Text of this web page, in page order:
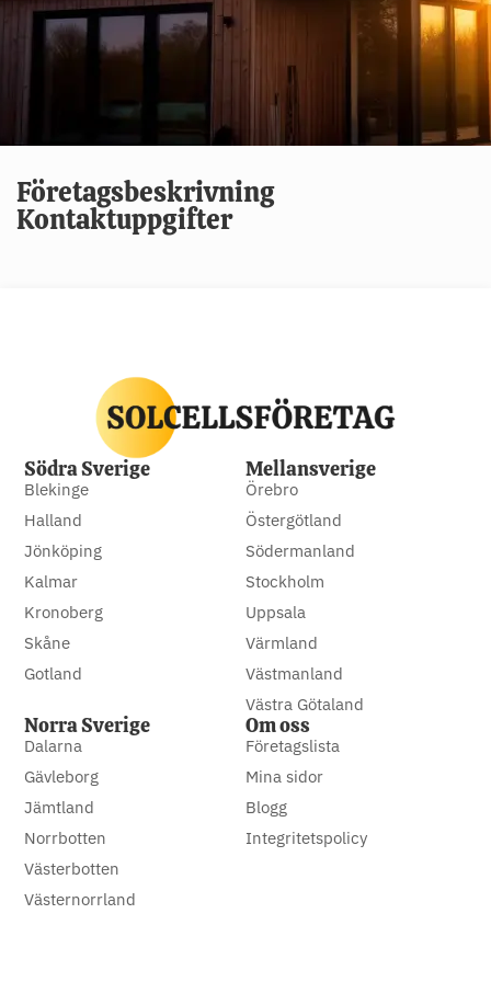
Företagsbeskrivning
Kontaktuppgifter
Södra Sverige
Blekinge
Halland
Jönköping
Kalmar
Kronoberg
Skåne
Gotland
Mellansverige
Örebro
Östergötland
Södermanland
Stockholm
Uppsala
Värmland
Västmanland
Västra Götaland
Norra Sverige
Dalarna
Gävleborg
Jämtland
Norrbotten
Västerbotten
Västernorrland
Om oss
Företagslista
Mina sidor
Blogg
Integritetspolicy